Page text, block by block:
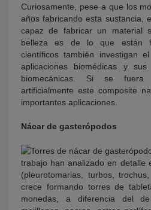
Curiosamente, pese a que los
años fabricando esta sustancia,
capaz de fabricar un material
belleza es de lo que están
científicos también investigan
aplicaciones biomédicas y sus
biomecánicas. Si se
artificialmente este composite
importantes aplicaciones.
Nácar de gasterópodos
trabajo han analizado en detalle
(pleurotomarias, turbos,
crece formando torres de
monedas, a diferencia del